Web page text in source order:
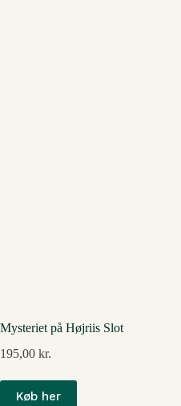
Mysteriet på Højriis Slot
195,00 kr.
Køb her